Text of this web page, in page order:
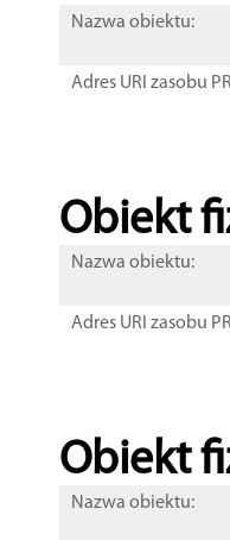
Nazwa obiektu:
Adres URI zasobu
Obiekt
Nazwa obiektu:
Adres URI zasobu
Obiekt
Nazwa obiektu: